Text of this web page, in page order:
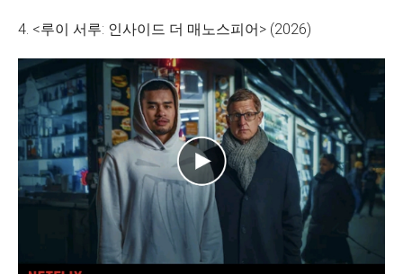
4. <루이 서루: 인사이드 더 매노스피어> (2026)